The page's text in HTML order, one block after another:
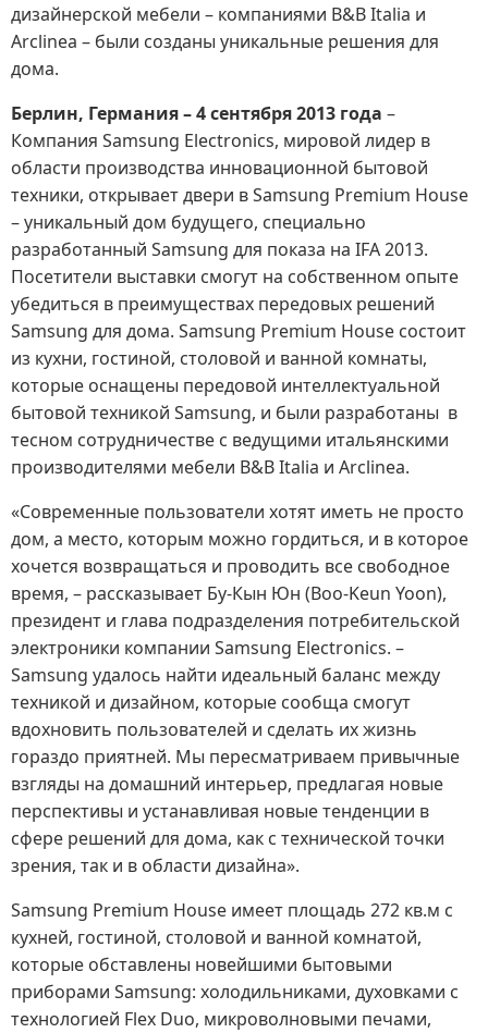
дизайнерской мебели – компаниями B&B Italia и
Arclinea – были созданы уникальные решения для
дома.
Берлин, Германия– 4 сентября 2013 года –
Компания Samsung Electronics, мировой лидер в
области производства инновационной бытовой
техники, открывает двери в Samsung Premium House
– уникальный дом будущего, специально
разработанный Samsung для показа на IFA 2013.
Посетители выставки смогут на собственном опыте
убедиться в преимуществах передовых решений
Samsung для дома. Samsung Premium House состоит
из кухни, гостиной, столовой и ванной комнаты,
которые оснащены передовой интеллектуальной
бытовой техникой Samsung, и были разработаны в
тесном сотрудничестве с ведущими итальянскими
производителями мебели B&B Italia и Arclinea.
«Современные пользователи хотят иметь не просто
дом, а место, которым можно гордиться, и в которое
хочется возвращаться и проводить все свободное
время, – рассказывает Бу-Кын Юн (Boo-Keun Yoon),
президент и глава подразделения потребительской
электроники компании Samsung Electronics. –
Samsung удалось найти идеальный баланс между
техникой и дизайном, которые сообща смогут
вдохновить пользователей и сделать их жизнь
гораздо приятней. Мы пересматриваем привычные
взгляды на домашний интерьер, предлагая новые
перспективы и устанавливая новые тенденции в
сфере решений для дома, как с технической точки
зрения, так и в области дизайна».
Samsung Premium House имеет площадь 272 кв.м с
кухней, гостиной, столовой и ванной комнатой,
которые обставлены новейшими бытовыми
приборами Samsung: холодильниками, духовками с
технологией Flex Duo, микроволновыми печами,